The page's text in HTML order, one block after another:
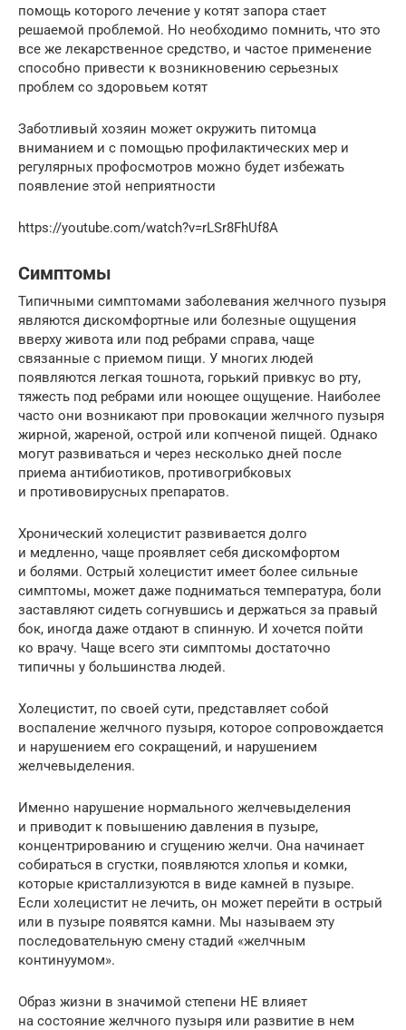
помощь которого лечение у котят запора стает
решаемой проблемой. Но необходимо помнить, что это
все же лекарственное средство, и частое применение
способно привести к возникновению серьезных
проблем со здоровьем котят
Заботливый хозяин может окружить питомца
вниманием и с помощью профилактических мер и
регулярных профосмотров можно будет избежать
появление этой неприятности
https://youtube.com/watch?v=rLSr8FhUf8A
Симптомы
Типичными симптомами заболевания желчного пузыря
являются дискомфортные или болезные ощущения
вверху живота или под ребрами справа, чаще
связанные с приемом пищи. У многих людей
появляются легкая тошнота, горький привкус во рту,
тяжесть под ребрами или ноющее ощущение. Наиболее
часто они возникают при провокации желчного пузыря
жирной, жареной, острой или копченой пищей. Однако
могут развиваться и через несколько дней после
приема антибиотиков, противогрибковых
и противовирусных препаратов.
Хронический холецистит развивается долго
и медленно, чаще проявляет себя дискомфортом
и болями. Острый холецистит имеет более сильные
симптомы, может даже подниматься температура, боли
заставляют сидеть согнувшись и держаться за правый
бок, иногда даже отдают в спинную. И хочется пойти
ко врачу. Чаще всего эти симптомы достаточно
типичны у большинства людей.
Холецистит, по своей сути, представляет собой
воспаление желчного пузыря, которое сопровождается
и нарушением его сокращений, и нарушением
желчевыделения.
Именно нарушение нормального желчевыделения
и приводит к повышению давления в пузыре,
концентрированию и сгущению желчи. Она начинает
собираться в сгустки, появляются хлопья и комки,
которые кристаллизуются в виде камней в пузыре.
Если холецистит не лечить, он может перейти в острый
или в пузыре появятся камни. Мы называем эту
последовательную смену стадий «желчным
континуумом».
Образ жизни в значимой степени НЕ влияет
на состояние желчного пузыря или развитие в нем